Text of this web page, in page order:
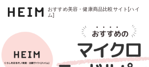
おすすめ美容・健康商品比較サイト[ハイ
ム]